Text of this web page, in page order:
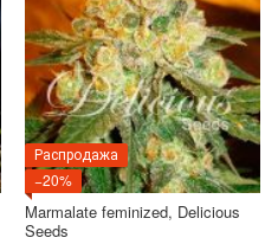
Распродажа
−20%
Marmalate feminized, Delicious
Seeds